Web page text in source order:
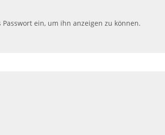
ein, um ihn anzeigen zu können.